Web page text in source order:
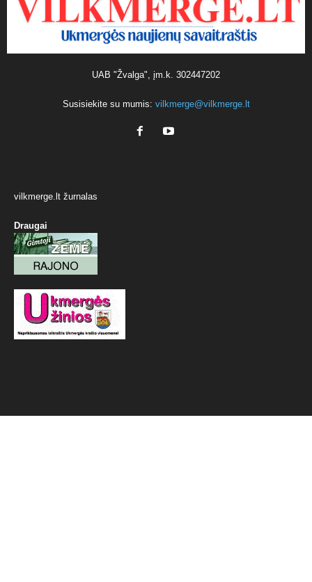
UAB "Žvalga", įm.k. 302447202
Susisiekite su mumis: vilkmerge@vilkmerge.lt
vilkmerge.lt žurnalas
Draugai